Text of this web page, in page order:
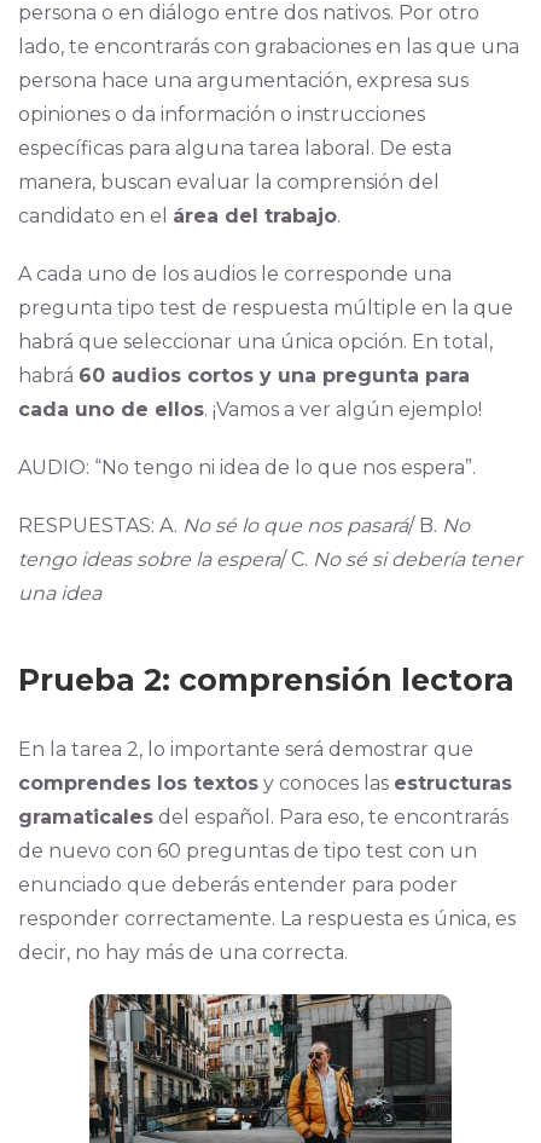
persona o en diálogo entre dos nativos. Por otro
lado, te encontrarás con grabaciones en las que una
persona hace una argumentación, expresa sus
opiniones o da información o instrucciones
específicas para alguna tarea laboral. De esta
manera, buscan evaluar la comprensión del
candidato en el área del trabajo.
A cada uno de los audios le corresponde una
pregunta tipo test de respuesta múltiple en la que
habrá que seleccionar una única opción. En total,
habrá 60 audios cortos y una pregunta para
cada uno de ellos. ¡Vamos a ver algún ejemplo!
AUDIO: “No tengo ni idea de lo que nos espera”.
RESPUESTAS: A. No sé lo que nos pasará/ B. No
tengo ideas sobre la espera/ C. No sé si debería tener
una idea
Prueba 2: comprensión lectora
En la tarea 2, lo importante será demostrar que
comprendes los textos y conoces las estructuras
gramaticales del español. Para eso, te encontrarás
de nuevo con 60 preguntas de tipo test con un
enunciado que deberás entender para poder
responder correctamente. La respuesta es única, es
decir, no hay más de una correcta.